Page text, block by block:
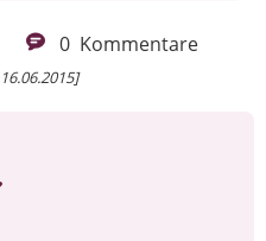
0 Kommentare